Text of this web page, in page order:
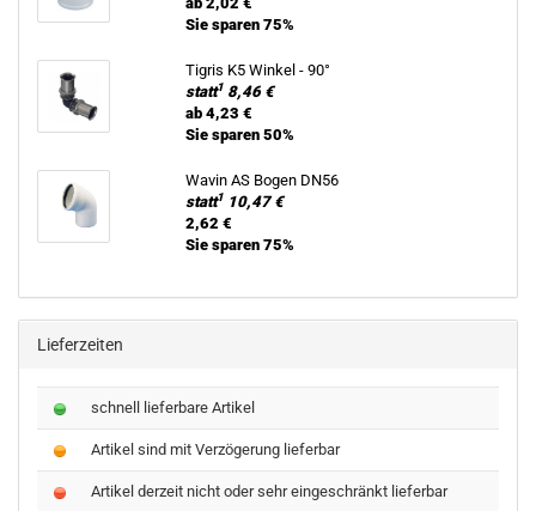
Sie sparen 75%
Ti­gris K5 Win­kel - 90°
statt18,46 €
ab 4,23 €
Sie sparen 50%
Wavin AS Bogen DN56
statt110,47 €
2,62 €
Sie sparen 75%
Lieferzeiten
schnell lieferbare Artikel
Artikel sind mit Verzögerung lieferbar
Artikel derzeit nicht oder sehr eingeschränkt lieferbar